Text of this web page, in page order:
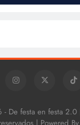
De festa en festa 2.0